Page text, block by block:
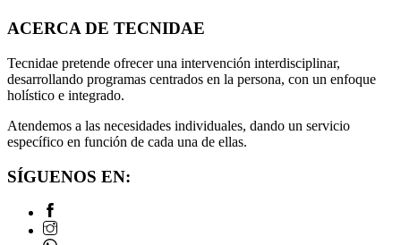
ACERCA DE TECNIDAE
Tecnidae pretende ofrecer una intervención interdisciplinar,
desarrollando programas centrados en la persona, con un enfoque
holístico e integrado.
Atendemos a las necesidades individuales, dando un servicio
específico en función de cada una de ellas.
SÍGUENOS EN: